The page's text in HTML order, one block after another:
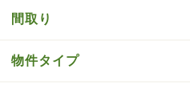
間取り
物件タイプ